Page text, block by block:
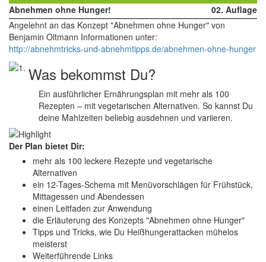
Abnehmen ohne Hunger!
02. Auflage
Angelehnt an das Konzept "Abnehmen ohne Hunger" von
Benjamin Oltmann Informationen unter:
http://abnehmtricks-und-abnehmtipps.de/abnehmen-ohne-hunger
Was bekommst Du?
Ein ausführlicher Ernährungsplan mit mehr als 100
Rezepten – mit vegetarischen Alternativen. So kannst Du
deine Mahlzeiten beliebig ausdehnen und variieren.
Der Plan bietet Dir:
mehr als 100 leckere Rezepte und vegetarische
Alternativen
ein 12-Tages-Schema mit Menüvorschlägen für Frühstück,
Mittagessen und Abendessen
einen Leitfaden zur Anwendung
die Erläuterung des Konzepts "Abnehmen ohne Hunger"
Tipps und Tricks, wie Du Heißhungerattacken mühelos
meisterst
Weiterführende Links